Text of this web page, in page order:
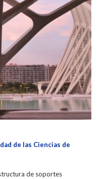
de las Ciencias de
de soportes